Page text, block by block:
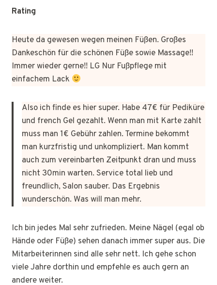
Rating
Heute da gewesen wegen meinen Füßen. Großes
Dankeschön für die schönen Füße sowie Massage!!
Immer wieder gerne!! LG Nur Fußpflege mit
einfachem Lack
Also ich finde es hier super. Habe 47€ für Pediküre
und french Gel gezahlt. Wenn man mit Karte zahlt
muss man 1€ Gebühr zahlen. Termine bekommt
man kurzfristig und unkompliziert. Man kommt
auch zum vereinbarten Zeitpunkt dran und muss
nicht 30min warten. Service total lieb und
freundlich, Salon sauber. Das Ergebnis
wunderschön. Was will man mehr.
Ich bin jedes Mal sehr zufrieden. Meine Nägel (egal ob
Hände oder Füße) sehen danach immer super aus. Die
Mitarbeiterinnen sind alle sehr nett. Ich gehe schon
viele Jahre dorthin und empfehle es auch gern an
andere weiter.